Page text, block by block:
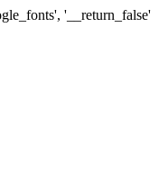
'__return_false'